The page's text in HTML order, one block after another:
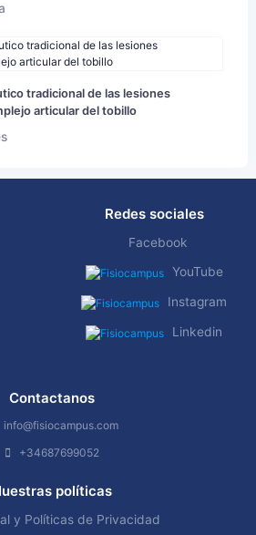
tradicional de las lesiones
articular del tobillo
Redes sociales
Facebook
YouTube
Instagram
Linkedin
Contactanos
info@fisiocampus.com
+34687699052
políticas
y Políticas de Privacidad